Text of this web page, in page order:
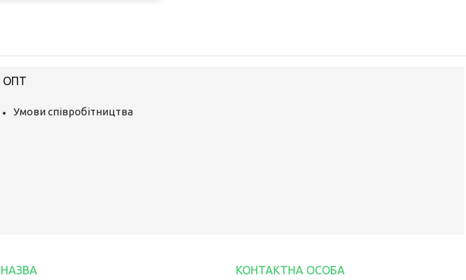
ОПТ
Умови співробітництва